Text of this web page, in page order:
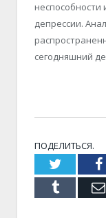
неспособности
депрессии.
сегодняшний
ПОДЕЛИТЬСЯ.
Twitter
Tumblr